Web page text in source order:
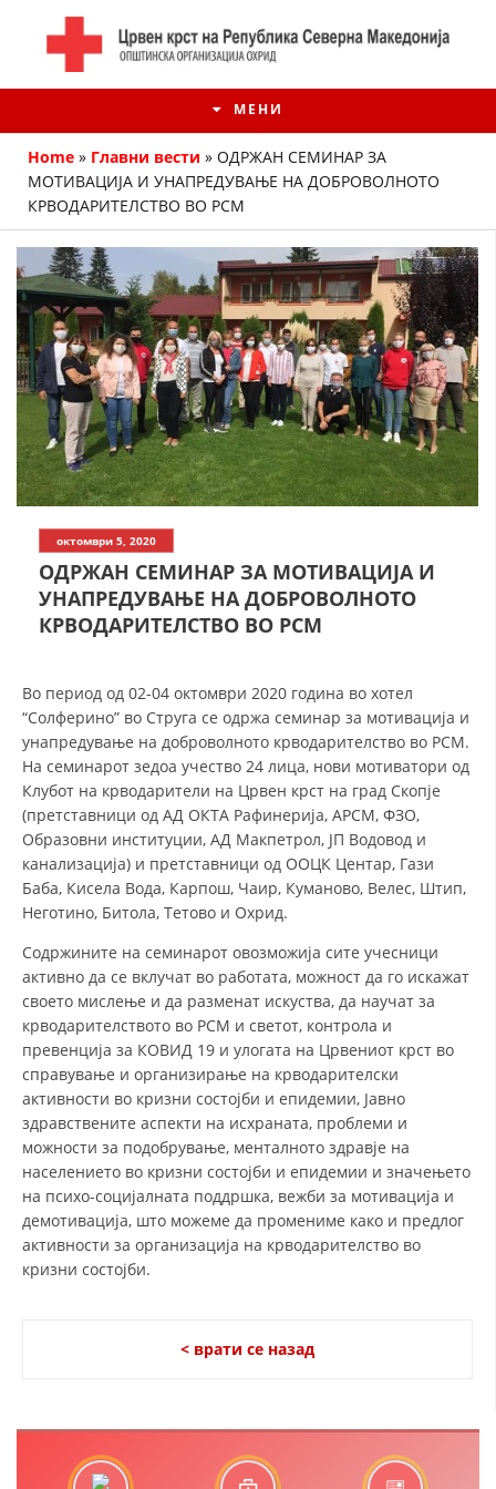
МЕНИ
ИСТОРИЈАТ НА ЦКРМ
ИСТОРИЈАТ НА ДВИЖЕЊЕТО
СТРУКТУРА НА ОРГАНИЗАЦИЈАТА
ЧЛЕНСТВО ВО ПРОФЕСИОНАЛНИ ТЕЛА
СТАТУТ НА ЦКРМ
ОРГАНИЗАЦИЈА И РАЗВОЈ
РАКОВОДЕН ОДБОР
СТРУКТУРА И ОРГАНИЗАЦИОНА ПОСТАВЕНОСТ
ДИСЕМИНАЦИЈА
ПРОМОЦИЈА НА ХУМАНИ ВРЕДНОСТИ
УПОТРЕБА И ЗАШТИТА НА АМБЛЕМОТ
СОЦИЈАЛНО ХУМАНИТАРНА ДЕЈНОСТ
КАКО ДА ДОНИРАТЕ
ПОДГОТВЕНОСТ И ДЕЈСТВО ПРИ КАТАСТРОФИ
ПРОЕКТИ – ПОДГОТВЕНОСТ И ДЕЈСТВУВАЊЕ ПРИ КАТАСТРОФИ
МЕЃУНАРОДНА СОРАБОТКА
Home » Главни вести » ОДРЖАН СЕМИНАР ЗА
МОТИВАЦИЈА И УНАПРЕДУВАЊЕ НА ДОБРОВОЛНОТО
КРВОДАРИТЕЛСТВО ВО РСМ
октомври 5, 2020
ОДРЖАН СЕМИНАР ЗА МОТИВАЦИЈА И
УНАПРЕДУВАЊЕ НА ДОБРОВОЛНОТО
КРВОДАРИТЕЛСТВО ВО РСМ
Во период од 02-04 октомври 2020 година во хотел
“Солферино” во Струга се одржа семинар за мотивација и
унапредување на доброволното крводарителство во РСМ.
На семинарот зедоа учество 24 лица, нови мотиватори од
Клубот на крводарители на Црвен крст на град Скопје
(претставници од АД ОКТА Рафинерија, АРСМ, ФЗО,
Образовни институции, АД Макпетрол, ЈП Водовод и
канализација) и претставници од ООЦК Центар, Гази
Баба, Кисела Вода, Карпош, Чаир, Куманово, Велес, Штип,
Неготино, Битола, Тетово и Охрид.
Содржините на семинарот овозможија сите учесници
активно да се вклучат во работата, можност да го искажат
своето мислење и да разменат искуства, да научат за
крводарителството во РСМ и светот, контрола и
превенција за КОВИД 19 и улогата на Црвениот крст во
справување и организирање на крводарителски
активности во кризни состојби и епидемии, Јавно
здравствените аспекти на исхраната, проблеми и
можности за подобрување, менталното здравје на
населението во кризни состојби и епидемии и значењето
на психо-социјалната поддршка, вежби за мотивација и
демотивација, што можеме да промениме како и предлог
активности за организација на крводарителство во
кризни состојби.
< врати се назад